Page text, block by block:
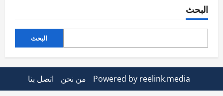
البحث
البحث
Powered by reelink.media من نحن اتصل بنا